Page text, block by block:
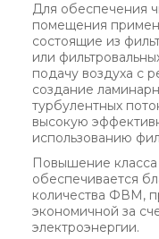
Для обеспечения
помещения
состоящие из
или
подачу воздуха с
создание
турбулентных
высокую
использованию
Повышение
обеспечивается
количества ФВМ,
экономичной за
электроэнергии.